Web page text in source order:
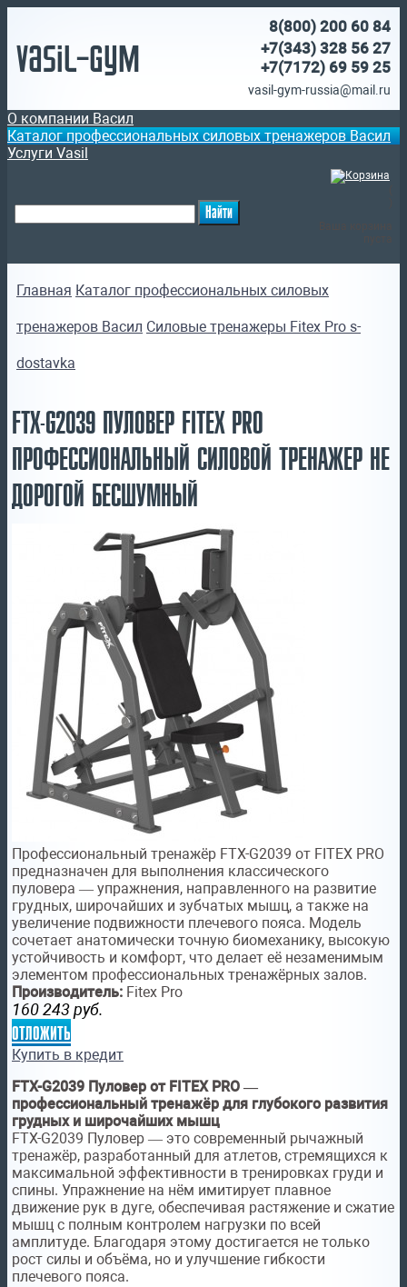
Vasil-Gym
8(800) 200 60 84
+7(343) 328 56 27
+7(7172) 69 59 25
vasil-gym-russia@mail.ru
О компании Васил
Каталог профессиональных силовых тренажеров Васил
Услуги Vasil
Главная Каталог профессиональных силовых
тренажеров Васил Силовые тренажеры Fitex Pro s-
dostavka
FTX-G2039 ПУЛОВЕР FITEX PRO
ПРОФЕССИОНАЛЬНЫЙ СИЛОВОЙ ТРЕНАЖЕР НЕ
ДОРОГОЙ БЕСШУМНЫЙ
Профессиональный тренажёр FTX-G2039 от FITEX PRO
предназначен для выполнения классического
пуловера — упражнения, направленного на развитие
грудных, широчайших и зубчатых мышц, а также на
увеличение подвижности плечевого пояса. Модель
сочетает анатомически точную биомеханику, высокую
устойчивость и комфорт, что делает её незаменимым
элементом профессиональных тренажёрных залов.
Производитель: Fitex Pro
160 243 руб.
отложить
Купить в кредит
FTX-G2039 Пуловер от FITEX PRO —
профессиональный тренажёр для глубокого развития
грудных и широчайших мышц
FTX-G2039 Пуловер — это современный рычажный
тренажёр, разработанный для атлетов, стремящихся к
максимальной эффективности в тренировках груди и
спины. Упражнение на нём имитирует плавное
движение рук в дуге, обеспечивая растяжение и сжатие
мышц с полным контролем нагрузки по всей
амплитуде. Благодаря этому достигается не только
рост силы и объёма, но и улучшение гибкости
плечевого пояса.